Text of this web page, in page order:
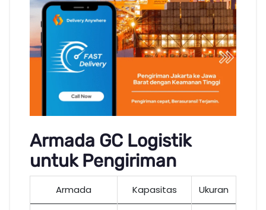
Armada GC Logistik
untuk Pengiriman
Armada Kapasitas Ukuran